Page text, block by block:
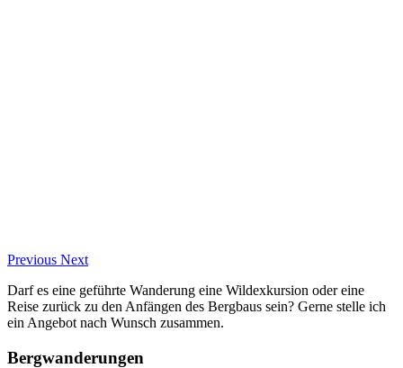
Previous Next
Darf es eine geführte Wanderung eine Wildexkursion oder eine
Reise zurück zu den Anfängen des Bergbaus sein? Gerne stelle ich
ein Angebot nach Wunsch zusammen.
Bergwanderungen